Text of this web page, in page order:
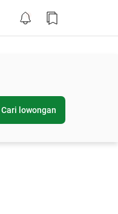
Cari lowongan